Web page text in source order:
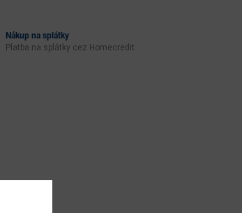
Nákup na splátky
Platba na splátky cez Homecredit